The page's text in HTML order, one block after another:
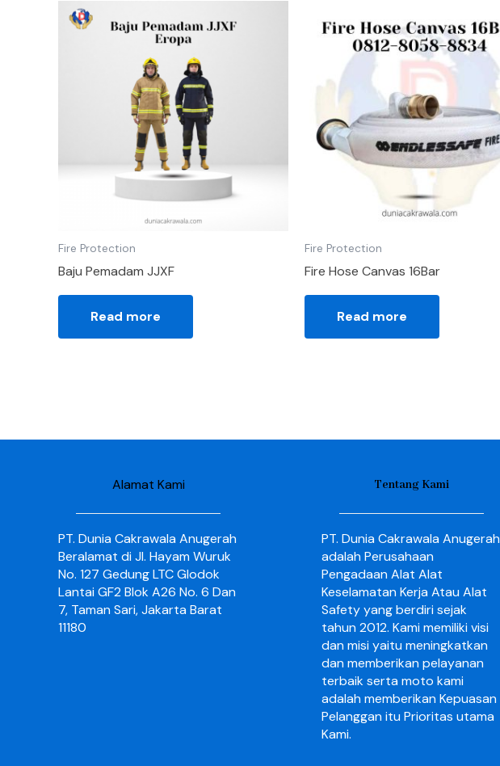
Fire Protection
Baju Pemadam JJXF
Read more
Fire Protection
Fire Hose Canvas 16Bar
Read more
Alamat Kami
PT. Dunia Cakrawala Anugerah
Beralamat di Jl. Hayam Wuruk
No. 127 Gedung LTC Glodok
Lantai GF2 Blok A26 No. 6 Dan
7, Taman Sari, Jakarta Barat
11180
Tentang Kami
PT. Dunia Cakrawala Anugerah
adalah Perusahaan
Pengadaan Alat Alat
Keselamatan Kerja Atau Alat
Safety yang berdiri sejak
tahun 2012. Kami memiliki visi
dan misi yaitu meningkatkan
dan memberikan pelayanan
terbaik serta moto kami
adalah memberikan Kepuasan
Pelanggan itu Prioritas utama
Kami.